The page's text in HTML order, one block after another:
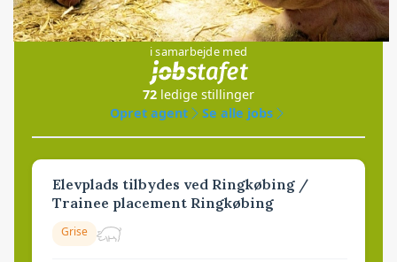
Jobs
i samarbejde med
72 ledige stillinger
Opret agent
Se alle jobs
Elevplads tilbydes ved Ringkøbing /
Trainee placement Ringkøbing
Grise